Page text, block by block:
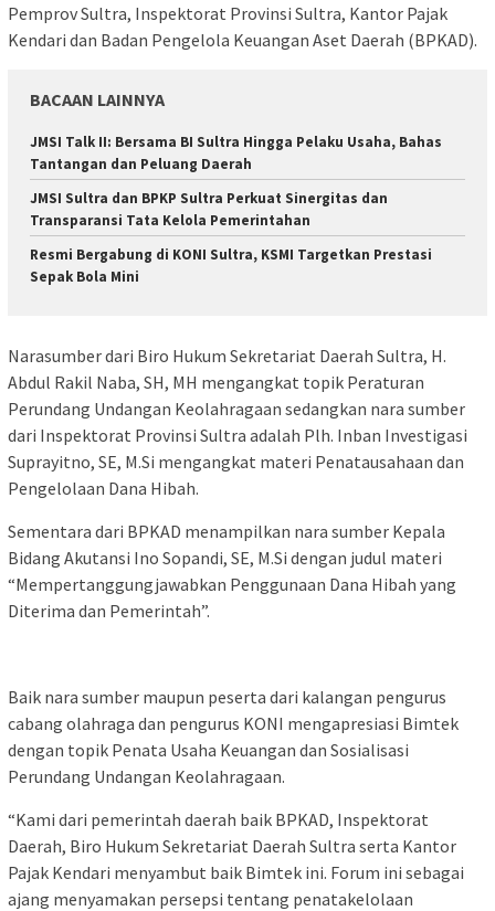
Pemprov Sultra, Inspektorat Provinsi Sultra, Kantor Pajak
Kendari dan Badan Pengelola Keuangan Aset Daerah (BPKAD).
BACAAN LAINNYA
JMSI Talk II: Bersama BI Sultra Hingga Pelaku Usaha, Bahas
Tantangan dan Peluang Daerah
JMSI Sultra dan BPKP Sultra Perkuat Sinergitas dan
Transparansi Tata Kelola Pemerintahan
Resmi Bergabung di KONI Sultra, KSMI Targetkan Prestasi
Sepak Bola Mini
Narasumber dari Biro Hukum Sekretariat Daerah Sultra, H.
Abdul Rakil Naba, SH, MH mengangkat topik Peraturan
Perundang Undangan Keolahragaan sedangkan nara sumber
dari Inspektorat Provinsi Sultra adalah Plh. Inban Investigasi
Suprayitno, SE, M.Si mengangkat materi Penatausahaan dan
Pengelolaan Dana Hibah.
Sementara dari BPKAD menampilkan nara sumber Kepala
Bidang Akutansi Ino Sopandi, SE, M.Si dengan judul materi
“Mempertanggungjawabkan Penggunaan Dana Hibah yang
Diterima dan Pemerintah”.
Baik nara sumber maupun peserta dari kalangan pengurus
cabang olahraga dan pengurus KONI mengapresiasi Bimtek
dengan topik Penata Usaha Keuangan dan Sosialisasi
Perundang Undangan Keolahragaan.
“Kami dari pemerintah daerah baik BPKAD, Inspektorat
Daerah, Biro Hukum Sekretariat Daerah Sultra serta Kantor
Pajak Kendari menyambut baik Bimtek ini. Forum ini sebagai
ajang menyamakan persepsi tentang penatakelolaan